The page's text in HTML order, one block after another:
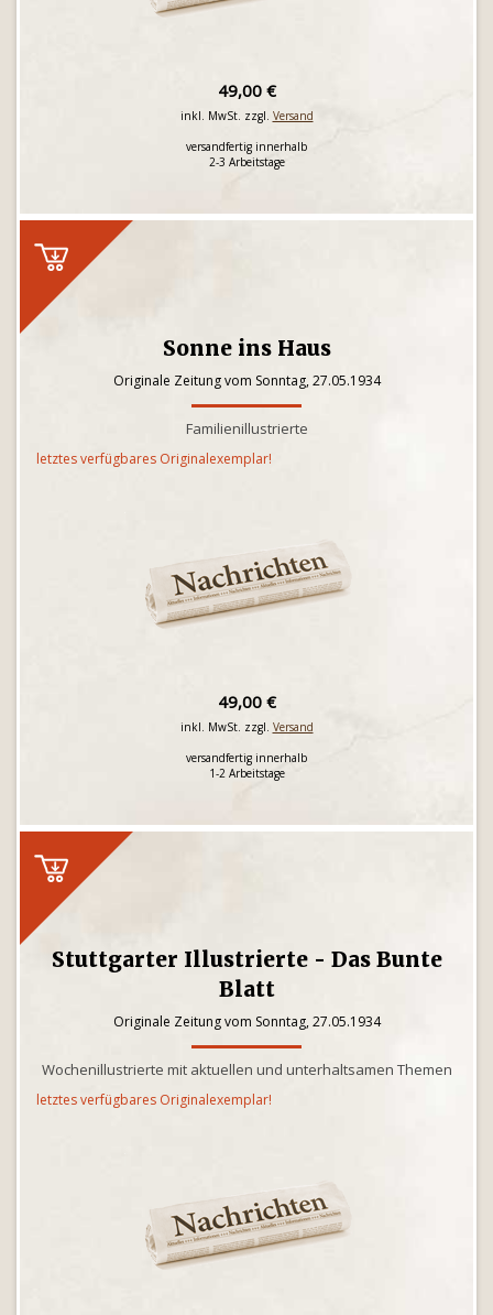
49,00 €
inkl. MwSt. zzgl. Versand
versandfertig innerhalb
2-3 Arbeitstage
Sonne ins Haus
Originale Zeitung vom Sonntag, 27.05.1934
Familienillustrierte
letztes verfügbares Originalexemplar!
49,00 €
inkl. MwSt. zzgl. Versand
versandfertig innerhalb
1-2 Arbeitstage
Stuttgarter Illustrierte - Das Bunte
Blatt
Originale Zeitung vom Sonntag, 27.05.1934
Wochenillustrierte mit aktuellen und unterhaltsamen Themen
letztes verfügbares Originalexemplar!